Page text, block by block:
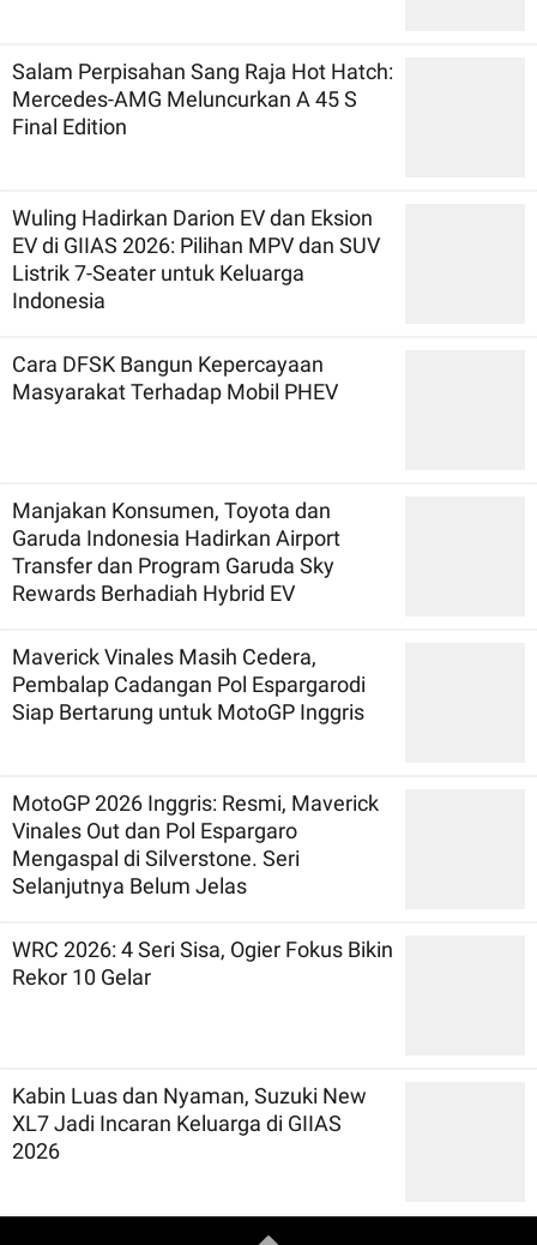
Salam Perpisahan Sang Raja Hot Hatch:
Mercedes-AMG Meluncurkan A 45 S
Final Edition
Wuling Hadirkan Darion EV dan Eksion
EV di GIIAS 2026: Pilihan MPV dan SUV
Listrik 7-Seater untuk Keluarga
Indonesia
Cara DFSK Bangun Kepercayaan
Masyarakat Terhadap Mobil PHEV
Manjakan Konsumen, Toyota dan
Garuda Indonesia Hadirkan Airport
Transfer dan Program Garuda Sky
Rewards Berhadiah Hybrid EV
Maverick Vinales Masih Cedera,
Pembalap Cadangan Pol Espargarodi
Siap Bertarung untuk MotoGP Inggris
MotoGP 2026 Inggris: Resmi, Maverick
Vinales Out dan Pol Espargaro
Mengaspal di Silverstone. Seri
Selanjutnya Belum Jelas
WRC 2026: 4 Seri Sisa, Ogier Fokus Bikin
Rekor 10 Gelar
Kabin Luas dan Nyaman, Suzuki New
XL7 Jadi Incaran Keluarga di GIIAS
2026